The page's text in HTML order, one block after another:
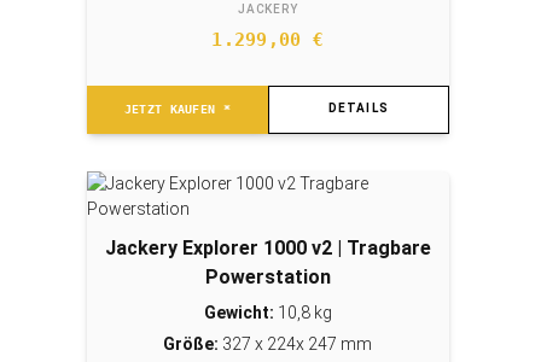
JACKERY
1.299,00 €
JETZT KAUFEN * DETAILS
Jackery Explorer 1000 v2 | Tragbare
Powerstation
Gewicht: 10,8 kg
Größe: 327 x 224x 247 mm